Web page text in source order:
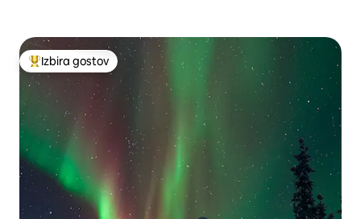
Najbolj priljubljena prenočišča z značko »Izbira gostov«
Izbira gostov